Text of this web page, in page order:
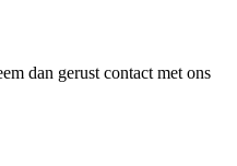
dan gerust contact met ons